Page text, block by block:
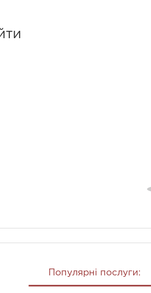
Популярні послуги: